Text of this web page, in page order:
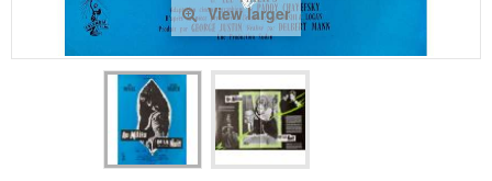
View larger